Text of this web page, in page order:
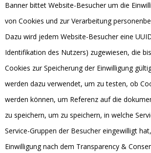
Banner bittet Website-Besucher um die
von Cookies und zur Verarbeitung
Dazu wird jedem Website-Besucher eine
Identifikation des Nutzers) zugewiesen, die
Cookies zur Speicherung der Einwilligung
werden dazu verwendet, um zu testen, ob
werden können, um Referenz auf die
zu speichern, um zu speichern, in welche
Service-Gruppen der Besucher eingewilligt
Einwilligung nach dem Transparency &